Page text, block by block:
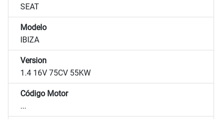
SEAT
Modelo
IBIZA
Version
1.4 16V 75CV 55KW
Código Motor
...